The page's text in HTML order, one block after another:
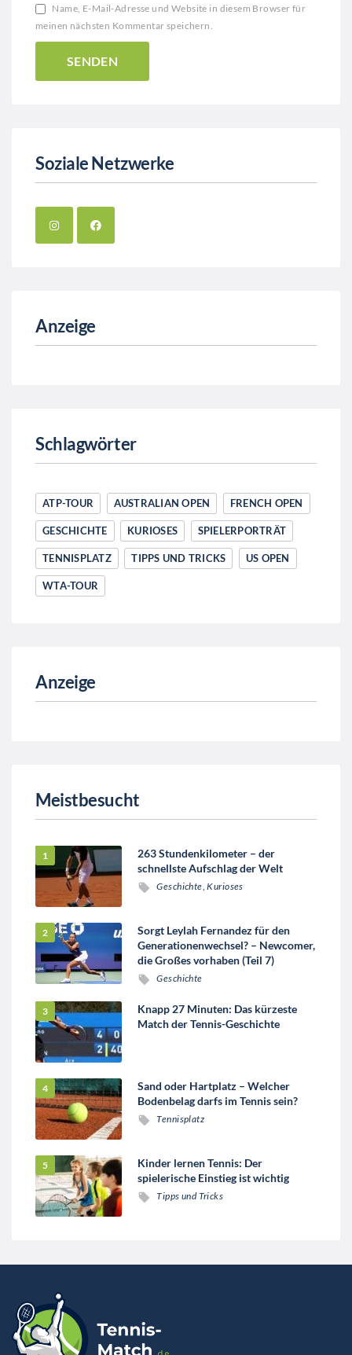
Name, E-Mail-Adresse und Website in diesem Browser für
meinen nächsten Kommentar speichern.
Soziale Netzwerke
Anzeige
Schlagwörter
ATP-TOUR AUSTRALIAN OPEN FRENCH OPEN
GESCHICHTE KURIOSES SPIELERPORTRÄT
TENNISPLATZ TIPPS UND TRICKS US OPEN
WTA-TOUR
Anzeige
Meistbesucht
263 Stundenkilometer – der
schnellste Aufschlag der Welt
Geschichte,Kurioses
Sorgt Leylah Fernandez für den
Generationenwechsel? – Newcomer,
die Großes vorhaben (Teil 7)
Geschichte
Knapp 27 Minuten: Das kürzeste
Match der Tennis-Geschichte
Sand oder Hartplatz – Welcher
Bodenbelag darfs im Tennis sein?
Tennisplatz
Kinder lernen Tennis: Der
spielerische Einstieg ist wichtig
Tipps und Tricks